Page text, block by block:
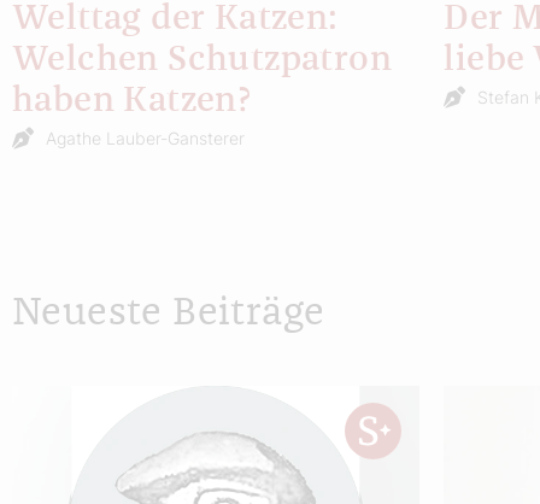
Welttag der Katzen:
Welchen Schutzpatron
haben Katzen?
Agathe Lauber-Gansterer
Der
liebe
Stefan
Neueste Beiträge